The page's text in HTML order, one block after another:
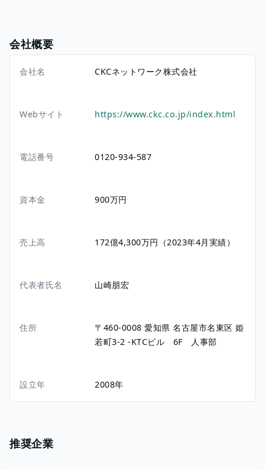
会社概要
会社名 CKCネットワーク株式会社
Webサイト https://www.ckc.co.jp/index.html
電話番号 0120-934-587
資本金 900万円
売上高 172億4,300万円（2023年4月実績）
代表者氏名 山崎朋宏
住所 〒460-0008愛知県名古屋市名東区 姫
若町3-2-KTCビル 6F 人事部
設立年 2008年
推奨企業